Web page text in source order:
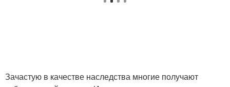
Зачастую в качестве наследства многие получают